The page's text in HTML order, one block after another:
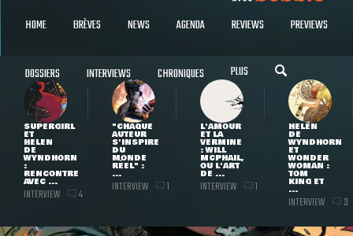
HOME BRÈVES NEWS AGENDA REVIEWS PREVIEWS
DOSSIERS INTERVIEWS CHRONIQUES PLUS
SUPERGIRL
ET
HELEN
DE
WYNDHORN
:
RENCONTRE
AVEC ...
INTERVIEW 4
"CHAQUE
AUTEUR
S'INSPIRE
DU
MONDE
RÉEL" :
...
INTERVIEW 1
L'AMOUR
ET LA
VERMINE
: WILL
MCPHAIL,
OU L'ART
DE ...
INTERVIEW 1
HELEN
DE
WYNDHORN
ET
WONDER
WOMAN :
TOM
KING ET
...
INTERVIEW 3